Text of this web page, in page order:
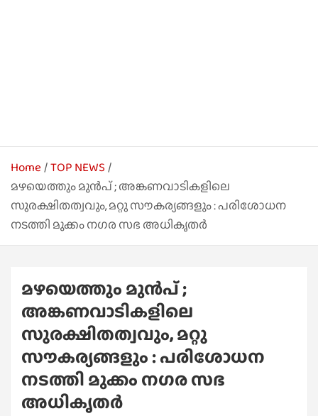
Home TOP NEWS
മഴയെത്തും മുൻപ് ; അങ്കണവാടികളിലെ
സുരക്ഷിതത്വവും, മറ്റു സൗകര്യങ്ങളും : പരിശോധന
നടത്തി മുക്കം നഗര സഭ അധികൃതർ
മഴയെത്തും മുൻപ് ;
അങ്കണവാടികളിലെ
സുരക്ഷിതത്വവും, മറ്റു
സൗകര്യങ്ങളും : പരിശോധന
നടത്തി മുക്കം നഗര സഭ
അധികൃതർ